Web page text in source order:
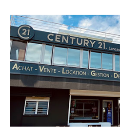
CENTURY
362 rue du
ST DENIS
Envoyer